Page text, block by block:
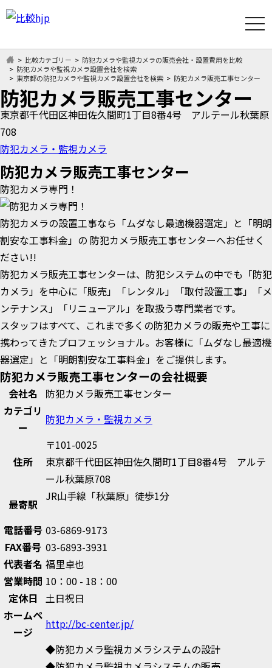
t
o
g
n
g
a
比較カテゴリー
防犯カメラや監視カメラの販売会社・設置費用を比較
防犯カメラや監視カメラ設置会社を検索
東京都の防犯カメラや監視カメラ設置会社を検索
防犯カメラ販売工事センター
防犯カメラ販売工事センター
東京都千代田区神田佐久間町1丁目8番4号 アルテール秋葉原
708
防犯カメラ・監視カメラ
防犯カメラ販売工事センター
防犯カメラ専門！
防犯カメラの設置工事なら「ムダなし最適機器選定」と「明朗
割安な工事料金」の 防犯カメラ販売工事センターへお任せく
ださい!!
防犯カメラ販売工事センターは、防犯システムの中でも「防犯
カメラ」を中心に「販売」「レンタル」「取付設置工事」「メ
ンテナンス」「リニューアル」を取扱う専門業者です。
スタッフはすべて、これまで多くの防犯カメラの販売や工事に
携わってきたプロフェッショナル。お客様に「ムダなし最適機
器選定」と「明朗割安な工事料金」をご提供します。
防犯カメラ販売工事センターの会社概要
会社名
防犯カメラ販売工事センター
カテゴリ
ー
防犯カメラ・監視カメラ
住所
〒101-0025
東京都千代田区神田佐久間町1丁目8番4号 アルテ
ール秋葉原708
最寄駅
JR山手線「秋葉原」徒歩1分
電話番号 03-6869-9173
FAX番号 03-6893-3931
代表者名 福里卓也
営業時間 10：00 - 18：00
定休日
土日祝日
ホームペ
ージ
http://bc-center.jp/
◆防犯カメラ監視カメラシステムの設計